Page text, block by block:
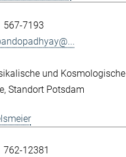
567-7193
und Kosmologische
Standort Potsdam
762-12381